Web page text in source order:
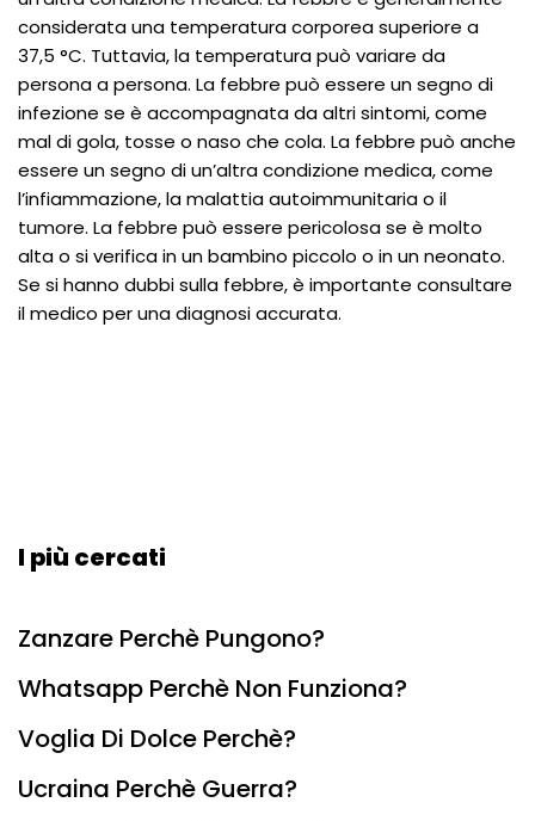
considerata una temperatura corporea superiore a
37,5 °C. Tuttavia, la temperatura può variare da
persona a persona. La febbre può essere un segno di
infezione se è accompagnata da altri sintomi, come
mal di gola, tosse o naso che cola. La febbre può anche
essere un segno di un’altra condizione medica, come
l’infiammazione, la malattia autoimmunitaria o il
tumore. La febbre può essere pericolosa se è molto
alta o si verifica in un bambino piccolo o in un neonato.
Se si hanno dubbi sulla febbre, è importante consultare
il medico per una diagnosi accurata.
I più cercati
Zanzare Perchè Pungono?
Whatsapp Perchè Non Funziona?
Voglia Di Dolce Perchè?
Ucraina Perchè Guerra?